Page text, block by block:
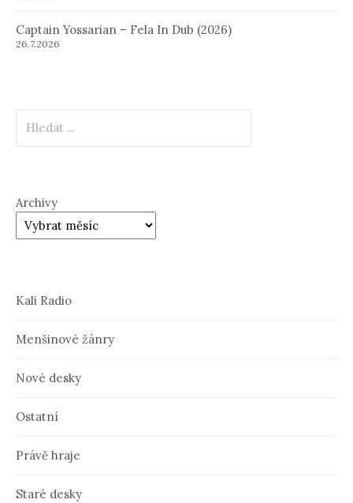
Captain Yossarian – Fela In Dub (2026)
26.7.2026
Archivy
Kali Radio
Menšinové žánry
Nové desky
Ostatní
Právě hraje
Staré desky